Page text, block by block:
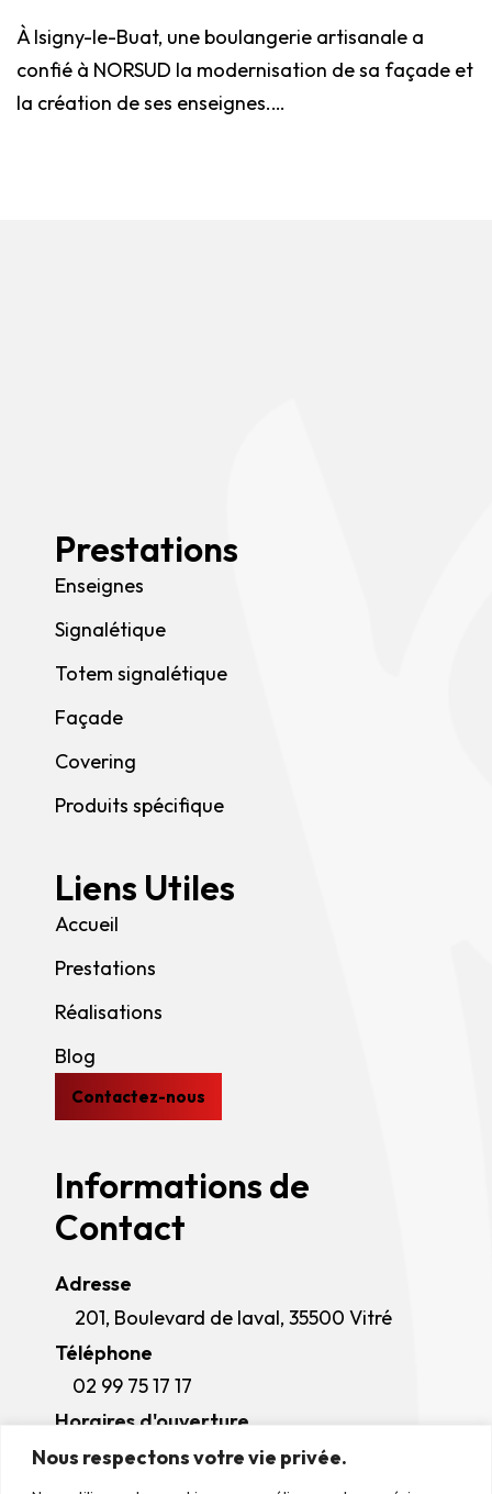
Manage Consent
Nous respectons votre vie privée.
À Isigny-le-Buat, une boulangerie artisanale a
confié à NORSUD la modernisation de sa façade et
la création de ses enseignes.…
Prestations
Enseignes
Signalétique
Totem signalétique
Façade
Covering
Produits spécifique
Liens Utiles
Accueil
Prestations
Réalisations
Blog
Contactez-nous
Informations de
Contact
Adresse
201, Boulevard de laval, 35500 Vitré
Téléphone
02 99 75 17 17
Horaires d'ouverture
Lundi - Jeudi: 08h00 - 12h00 / 13h30 -
17h30